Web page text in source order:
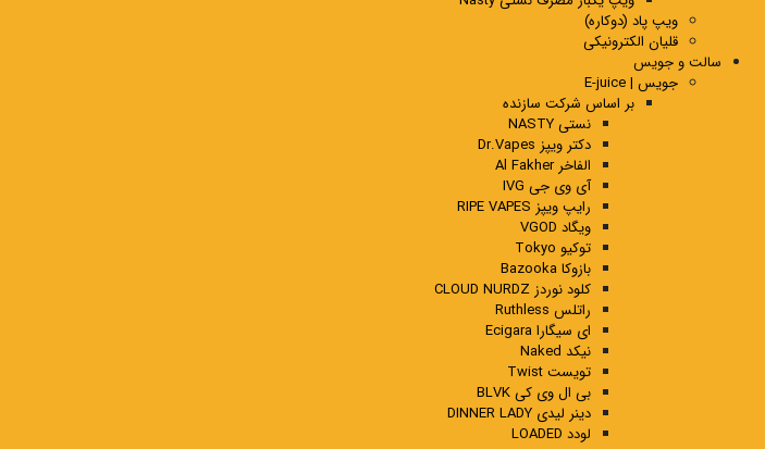
ویپ پاد (دوکاره)
قلیان الکترونیکی
سالت و جویس
جویس | E-juice
بر اساس شرکت سازنده
نستی NASTY
دکتر ویپز Dr.Vapes
الفاخر Al Fakher
آی وی جی IVG
رایپ ویپز RIPE VAPES
ویگاد VGOD
توکیو Tokyo
بازوکا Bazooka
کلود نوردز CLOUD NURDZ
راتلس Ruthless
ای سیگارا Ecigara
نیکد Naked
تویست Twist
بی ال وی کی BLVK
دینر لیدی DINNER LADY
لودد LOADED